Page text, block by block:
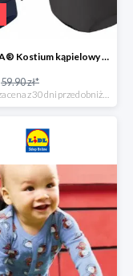
ESMARA® Kostium kąpielowy ciążowy lub tankini ciążowe -50%
59.90 zł*